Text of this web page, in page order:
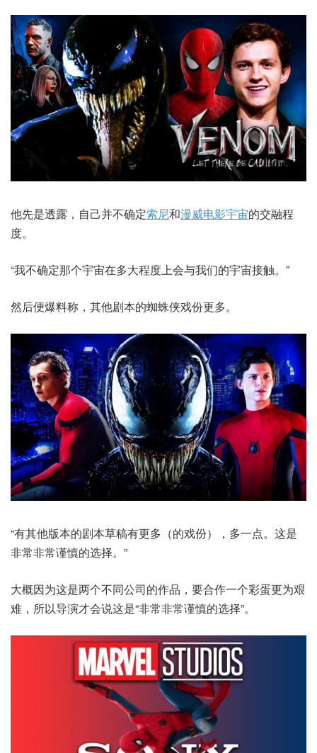
他先是透露，自己并不确定索尼和漫威电影宇宙的交融程
度。
“我不确定那个宇宙在多大程度上会与我们的宇宙接触。”
然后便爆料称，其他剧本的蜘蛛侠戏份更多。
“有其他版本的剧本草稿有更多（的戏份），多一点。这是
非常非常谨慎的选择。”
大概因为这是两个不同公司的作品，要合作一个彩蛋更为艰
难，所以导演才会说这是“非常非常谨慎的选择”。